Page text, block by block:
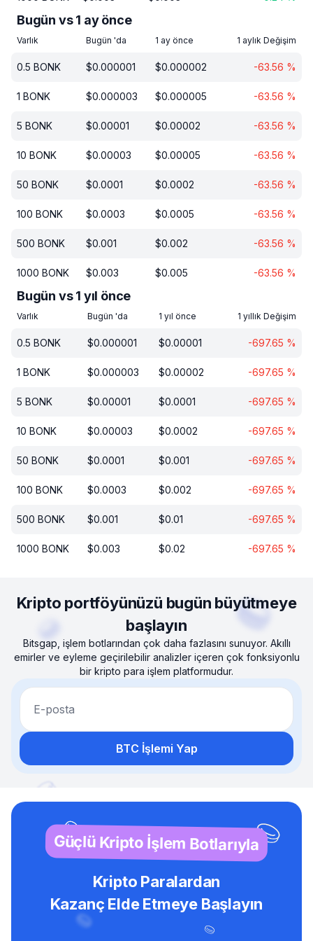
Bugün vs 1 ay önce
Varlık Bugün 'da 1 ay önce 1 aylık Değişim
0.5 BONK $0.000001 $0.000002 -63.56 %
1 BONK $0.000003 $0.000005 -63.56 %
5 BONK $0.00001 $0.00002 -63.56 %
10 BONK $0.00003 $0.00005 -63.56 %
50 BONK $0.0001 $0.0002 -63.56 %
100 BONK $0.0003 $0.0005 -63.56 %
500 BONK $0.001 $0.002 -63.56 %
1000 BONK $0.003 $0.005 -63.56 %
Bugün vs 1 yıl önce
Varlık Bugün 'da 1 yıl önce 1 yıllık Değişim
0.5 BONK $0.000001 $0.00001 -697.65 %
1 BONK $0.000003 $0.00002 -697.65 %
5 BONK $0.00001 $0.0001 -697.65 %
10 BONK $0.00003 $0.0002 -697.65 %
50 BONK $0.0001 $0.001 -697.65 %
100 BONK $0.0003 $0.002 -697.65 %
500 BONK $0.001 $0.01 -697.65 %
1000 BONK $0.003 $0.02 -697.65 %
Kripto portföyünüzü bugün büyütmeye
başlayın
Bitsgap, işlem botlarından çok daha fazlasını sunuyor. Akıllı
emirler ve eyleme geçirilebilir analizler içeren çok fonksiyonlu
bir kripto para işlem platformudur.
E-posta
BTC İşlemi Yap
Güçlü Kripto İşlem Botlarıyla
Kripto Paralardan
Kazanç Elde Etmeye Başlayın